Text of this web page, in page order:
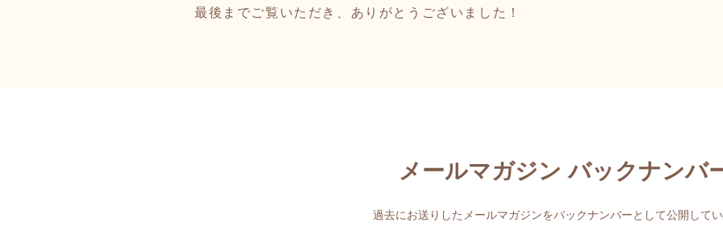
最後までご覧いただき、ありがとうございました！
メールマガジン バックナンバ
過去にお送りしたメールマガジンをバックナンバーとして公開してい